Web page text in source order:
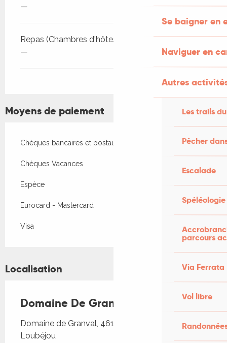
Se baigner en
Naviguer en
Autres
Les trails
Pêcher
Escalade
Spéléologie
parcours
Via Ferrata
Vol libre
—
Repas (Chambres d'hôtes)
—
Moyens de paiement
Chèques bancaires et postaux
Chèques Vacances
Espèce
Eurocard - Mastercard
Visa
Localisation
Domaine De Granval
Domaine de Granval, 46130 Saint-Michel-
Loubéjou